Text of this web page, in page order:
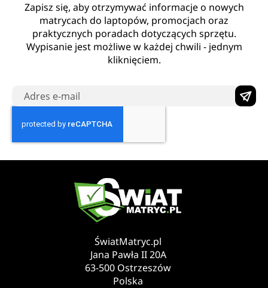
Zapisz się, aby otrzymywać informacje o nowych
matrycach do laptopów, promocjach oraz
praktycznych poradach dotyczących sprzętu.
Wypisanie jest możliwe w każdej chwili - jednym
kliknięciem.
ŚwiatMatryc.pl
Jana Pawła II 20A
63-500 Ostrzeszów
Polska